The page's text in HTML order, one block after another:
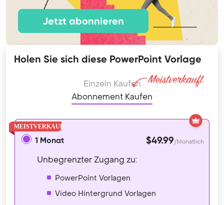
Jetzt abonnieren
Holen Sie sich diese PowerPoint Vorlage
Einzeln Kaufen
Abonnement Kaufen
1 Monat $49.99/Monatlich
Unbegrenzter Zugang zu:
PowerPoint Vorlagen
Video Hintergrund Vorlagen